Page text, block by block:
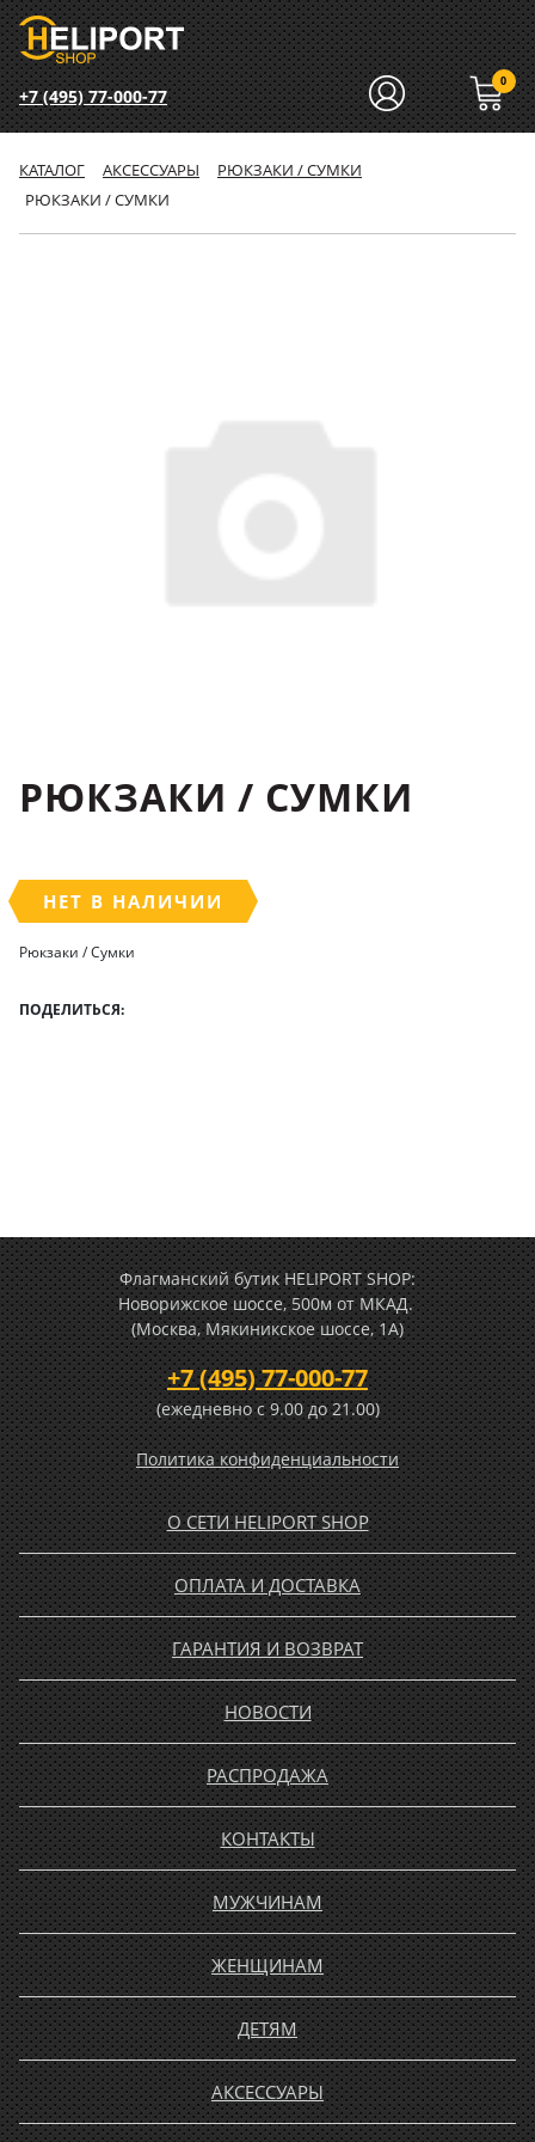
+7 (495) 77-000-77
0
КАТАЛОГ АКСЕССУАРЫ
РЮКЗАКИ / СУМКИ
РЮКЗАКИ / СУМКИ
РЮКЗАКИ / СУМКИ
НЕТ В НАЛИЧИИ
Рюкзаки / Сумки
ПОДЕЛИТЬСЯ:
Флагманский бутик HELIPORT SHOP:
Новорижское шоссе, 500м от МКАД.
(Москва, Мякиникское шоссе, 1А)
+7 (495) 77-000-77
(ежедневно c 9.00 до 21.00)
Политика конфиденциальности
О СЕТИ HELIPORT SHOP
ОПЛАТА И ДОСТАВКА
ГАРАНТИЯ И ВОЗВРАТ
НОВОСТИ
РАСПРОДАЖА
КОНТАКТЫ
МУЖЧИНАМ
ЖЕНЩИНАМ
ДЕТЯМ
АКСЕССУАРЫ